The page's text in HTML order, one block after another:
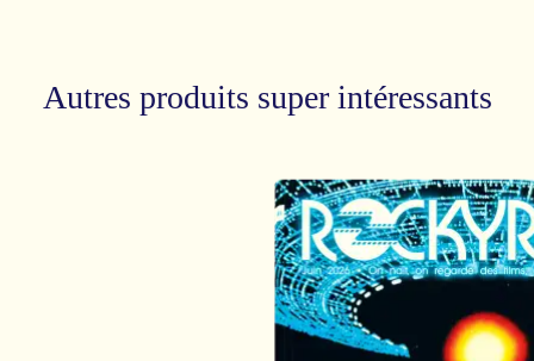
Autres produits super intéressants